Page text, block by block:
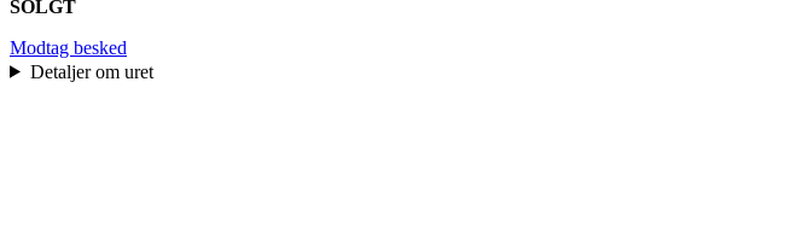
SOLGT
Modtag besked
Detaljer om uret